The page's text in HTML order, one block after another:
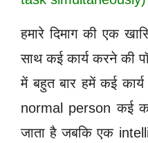
हमारे दिमाग की एक
साथ कई कार्य करने की
में बहुत बार हमें कई
normal person कई
जाता है जबकि एक